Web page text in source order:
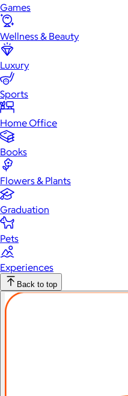
Games
Wellness & Beauty
Luxury
Sports
Home Office
Books
Flowers & Plants
Graduation
Pets
Experiences
Back to top